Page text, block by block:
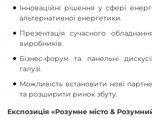
Інноваційні рішення у сфері
альтернативної енергетики.
Презентація сучасного
виробників.
Бізнес-форум та панельні
галузі.
Можливість встановити нові
та розширити ринок збуту.
Експозиція «Розумне місто &